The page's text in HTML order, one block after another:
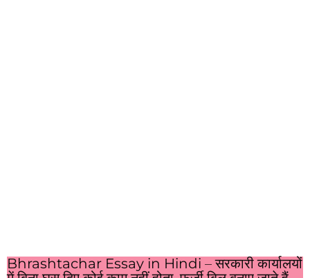
Bhrashtachar Essay in Hindi – सरकारी कार्यालयों